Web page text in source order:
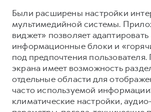
Были расширены настройки
мультимедийной системы.
виджет» позволяет адаптировать
информационные блоки и
под предпочтения
экрана имеет возможность
отдельные области для
часто используемой
климатические настройки,